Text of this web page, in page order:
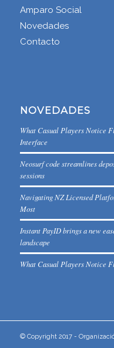
Amparo Social
Novedades
Contacto
NOVEDADES
What Casual Players Notice
Interface
Neosurf code streamlines
sessions
Navigating NZ Licensed
Most
Instant PayID brings a new
landscape
What Casual Players Notice
© Copyright 2017 -